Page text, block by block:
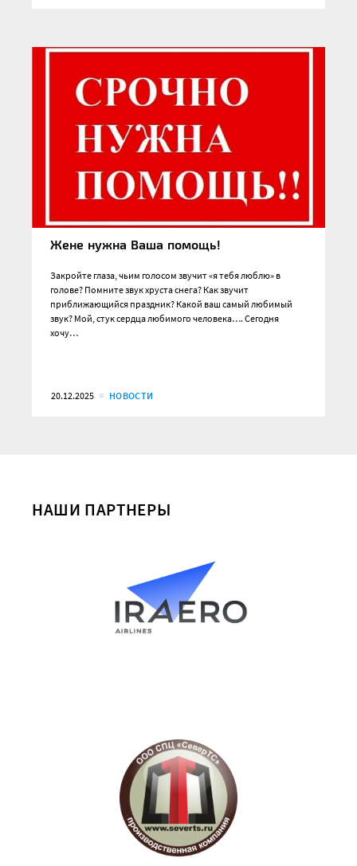
Жене нужна Ваша помощь!
Закройте глаза, чьим голосом звучит «я тебя люблю» в
голове? Помните звук хруста снега? Как звучит
приближающийся праздник? Какой ваш самый любимый
звук? Мой, стук сердца любимого человека…. Сегодня
хочу…
20.12.2025 НОВОСТИ
НАШИ ПАРТНЕРЫ